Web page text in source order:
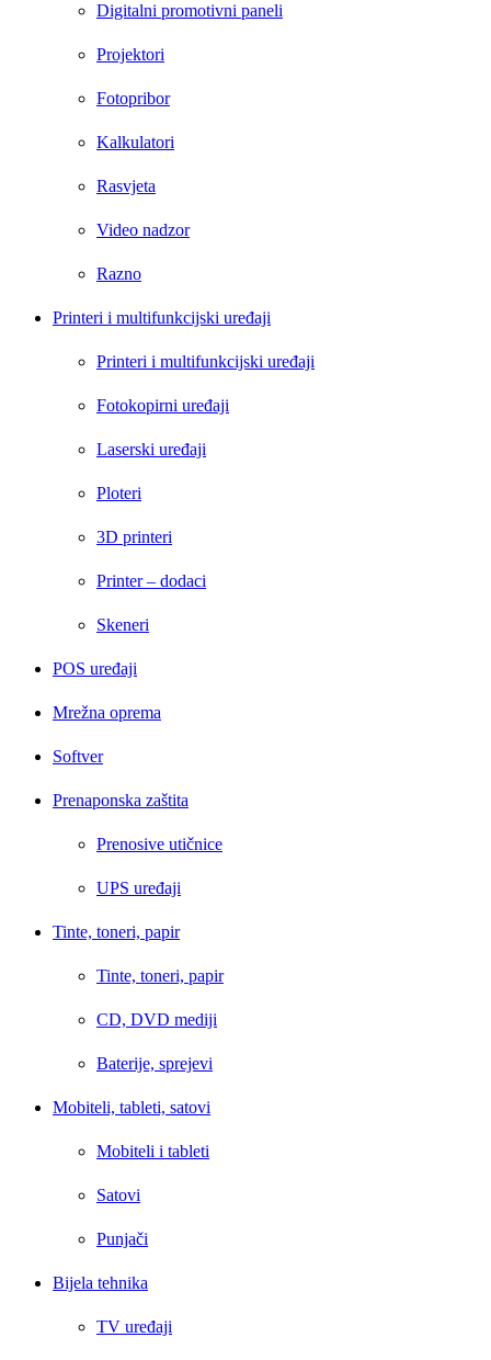
Digitalni promotivni paneli
Projektori
Fotopribor
Kalkulatori
Rasvjeta
Video nadzor
Razno
Printeri i multifunkcijski uređaji
Printeri i multifunkcijski uređaji
Fotokopirni uređaji
Laserski uređaji
Ploteri
3D printeri
Printer – dodaci
Skeneri
POS uređaji
Mrežna oprema
Softver
Prenaponska zaštita
Prenosive utičnice
UPS uređaji
Tinte, toneri, papir
Tinte, toneri, papir
CD, DVD mediji
Baterije, sprejevi
Mobiteli, tableti, satovi
Mobiteli i tableti
Satovi
Punjači
Bijela tehnika
TV uređaji